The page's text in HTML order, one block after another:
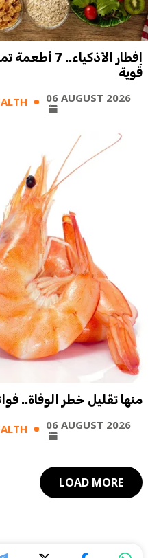
إفطار
قوية
06 AUGUST 2026
منها تقليل خطر الوفاة..
06 AUGUST 2026
LOAD MORE